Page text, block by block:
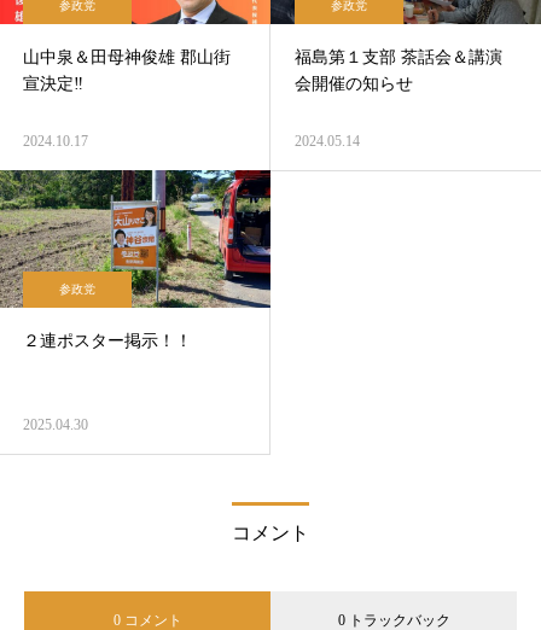
参政党
山中泉＆田母神俊雄 郡山街
宣決定‼
2024.10.17
参政党
福島第１支部 茶話会＆講演
会開催の知らせ
2024.05.14
参政党
２連ポスター掲示！！
2025.04.30
コメント
0 コメント 0 トラックバック